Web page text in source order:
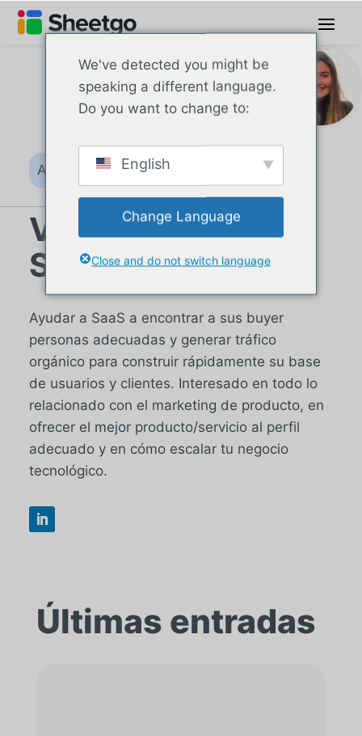
Autor
Valentine
Schelstraete
Ayudar a SaaS a encontrar a sus buyer
personas adecuadas y generar tráfico
orgánico para construir rápidamente su base
de usuarios y clientes. Interesado en todo lo
relacionado con el marketing de producto, en
ofrecer el mejor producto/servicio al perfil
adecuado y en cómo escalar tu negocio
tecnológico.
Últimas entradas
We've detected you might be
speaking a different language.
Do you want to change to:
English
Change Language
Close and do not switch language